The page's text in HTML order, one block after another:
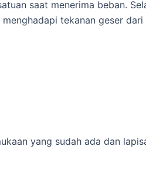
saat menerima beban.
tekanan geser
yang sudah ada dan